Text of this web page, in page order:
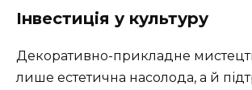
Інвестиція у культуру
Декоративно-прикладне
лише естетична насолода, а й